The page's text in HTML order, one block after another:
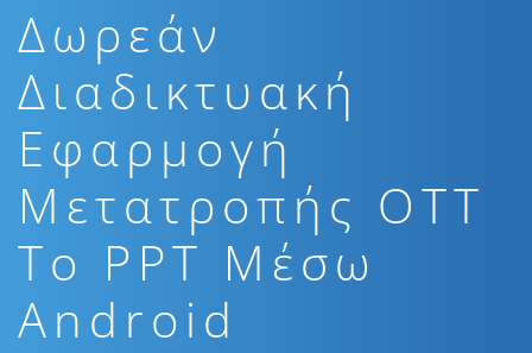
Δωρεάν
Διαδικτυακή
Εφαρμογή
Μετατροπής OTT
To PPT Μέσω
Android